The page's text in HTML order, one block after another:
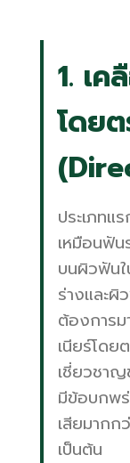
1. เ
โดย
ประเภทแ
เหมือนฟั
บนผิวฟัน
ร่างและ
ต้องการ
เนียร์โดย
เชี่ยวชาญ
มีข้อบกพ
เสียมากก
เป็นต้น